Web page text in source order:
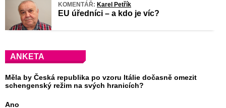
KOMENTÁŘ: Karel Petřík
EU úředníci – a kdo je víc?
ANKETA
Měla by Česká republika po vzoru Itálie dočasně omezit
schengenský režim na svých hranicích?
Ano